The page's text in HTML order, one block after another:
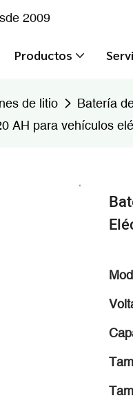
2009
Productos
de litio
Batería
AH para vehículos